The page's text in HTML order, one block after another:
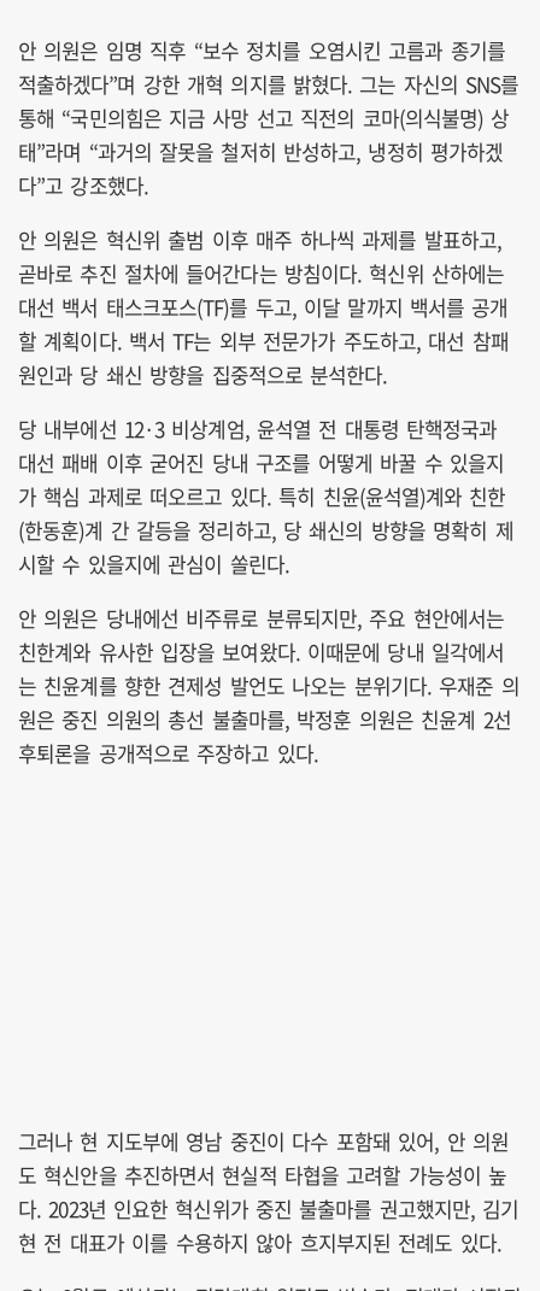
안 의원은 임명 직후 “보수 정치를 오염시킨 고름과 종기를
적출하겠다”며 강한 개혁 의지를 밝혔다. 그는 자신의 SNS를
통해 “국민의힘은 지금 사망 선고 직전의 코마(의식불명) 상
태”라며 “과거의 잘못을 철저히 반성하고, 냉정히 평가하겠
다”고 강조했다.
안 의원은 혁신위 출범 이후 매주 하나씩 과제를 발표하고,
곧바로 추진 절차에 들어간다는 방침이다. 혁신위 산하에는
대선 백서 태스크포스(TF)를 두고, 이달 말까지 백서를 공개
할 계획이다. 백서 TF는 외부 전문가가 주도하고, 대선 참패
원인과 당 쇄신 방향을 집중적으로 분석한다.
당 내부에선 12·3 비상계엄, 윤석열 전 대통령 탄핵정국과
대선 패배 이후 굳어진 당내 구조를 어떻게 바꿀 수 있을지
가 핵심 과제로 떠오르고 있다. 특히 친윤(윤석열)계와 친한
(한동훈)계 간 갈등을 정리하고, 당 쇄신의 방향을 명확히 제
시할 수 있을지에 관심이 쏠린다.
안 의원은 당내에선 비주류로 분류되지만, 주요 현안에서는
친한계와 유사한 입장을 보여왔다. 이때문에 당내 일각에서
는 친윤계를 향한 견제성 발언도 나오는 분위기다. 우재준 의
원은 중진 의원의 총선 불출마를, 박정훈 의원은 친윤계 2선
후퇴론을 공개적으로 주장하고 있다.
그러나 현 지도부에 영남 중진이 다수 포함돼 있어, 안 의원
도 혁신안을 추진하면서 현실적 타협을 고려할 가능성이 높
다. 2023년 인요한 혁신위가 중진 불출마를 권고했지만, 김기
현 전 대표가 이를 수용하지 않아 흐지부지된 전례도 있다.